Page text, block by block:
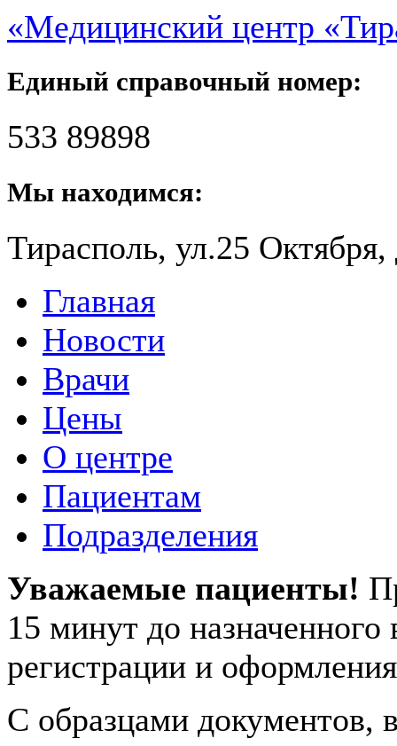
«Медицинский центр
Единый справочный номер:
533 89898
Мы находимся:
Тирасполь, ул.25 Октября,
Главная
Новости
Врачи
Цены
О центре
Пациентам
Подразделения
Уважаемые пациенты!
15 минут до
регистрации и
С образцами документов,